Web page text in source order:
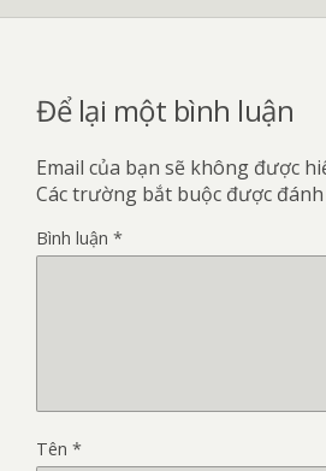
Để lại một bình luận
Email của bạn sẽ không được
Các trường bắt buộc được
Bình luận *
Tên *